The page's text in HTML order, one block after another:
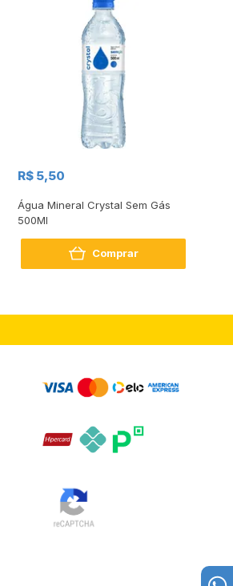
R$ 5,50
Água Mineral Crystal Sem Gás
500Ml
Comprar